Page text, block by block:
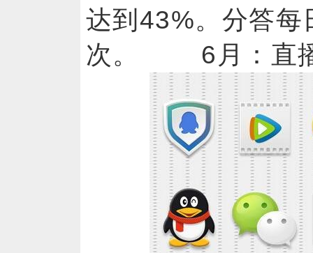
达到43%。分答每
次。 6月：直